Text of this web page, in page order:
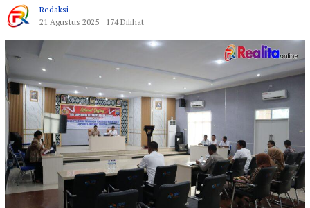
Redaksi
21 Agustus 2025
174 Dilihat